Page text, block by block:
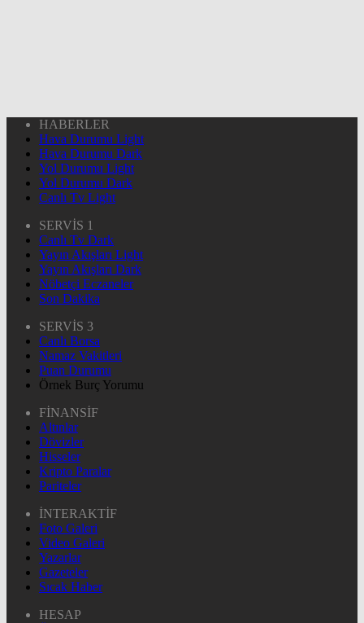
HABERLER
Hava Durumu Light
Hava Durumu Dark
Yol Durumu Light
Yol Durumu Dark
Canlı Tv Light
SERVİS 1
Canlı Tv Dark
Yayın Akışları Light
Yayın Akışları Dark
Nöbetçi Eczaneler
Son Dakika
SERVİS 3
Canlı Borsa
Namaz Vakitleri
Puan Durumu
Örnek Burç Yorumu
FİNANSİF
Altınlar
Dövizler
Hisseler
Kripto Paralar
Pariteler
İNTERAKTİF
Foto Galeri
Video Galeri
Yazarlar
Gazeteler
Sıcak Haber
HESAP